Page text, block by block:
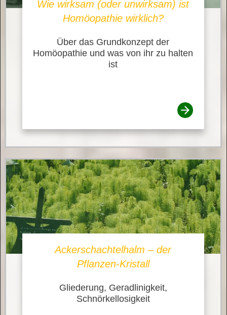
Wie wirksam (oder unwirksam) ist
Homöopathie wirklich?
Über das Grundkonzept der
Homöopathie und was von ihr zu halten
ist
Ackerschachtelhalm – der
Pflanzen-Kristall
Gliederung, Geradlinigkeit,
Schnörkellosigkeit